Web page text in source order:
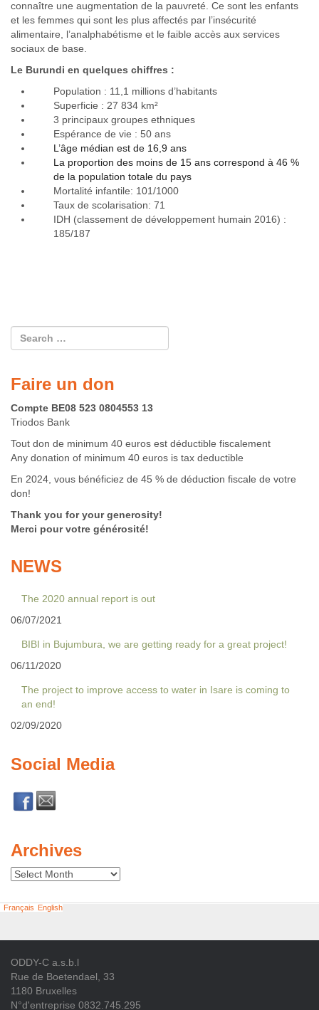
connaître une augmentation de la pauvreté. Ce sont les enfants
et les femmes qui sont les plus affectés par l’insécurité
alimentaire, l’analphabétisme et le faible accès aux services
sociaux de base.
Le Burundi en quelques chiffres :
Population : 11,1 millions d’habitants
Superficie : 27 834 km²
3 principaux groupes ethniques
Espérance de vie : 50 ans
L’âge médian est de 16,9 ans
La proportion des moins de 15 ans correspond à 46 %
de la population totale du pays
Mortalité infantile: 101/1000
Taux de scolarisation: 71
IDH (classement de développement humain 2016) :
185/187
Faire un don
Compte BE08 523 0804553 13
Triodos Bank
Tout don de minimum 40 euros est déductible fiscalement
Any donation of minimum 40 euros is tax deductible
En 2024, vous bénéficiez de 45 % de déduction fiscale de votre
don!
Thank you for your generosity!
Merci pour votre générosité!
NEWS
The 2020 annual report is out
06/07/2021
BIBI in Bujumbura, we are getting ready for a great project!
06/11/2020
The project to improve access to water in Isare is coming to
an end!
02/09/2020
Social Media
Archives
Archives
Français English
ODDY-C a.s.b.l
Rue de Boetendael, 33
1180 Bruxelles
N°d'entreprise 0832.745.295